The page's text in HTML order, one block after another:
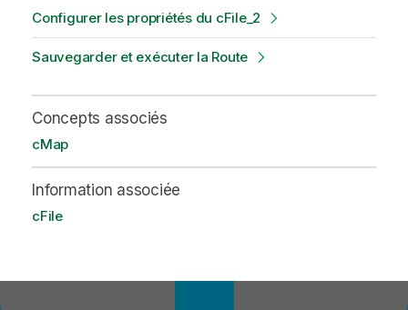
Configurer les propriétés du cFile_2
Sauvegarder et exécuter la Route
Concepts associés
cMap
Information associée
cFile